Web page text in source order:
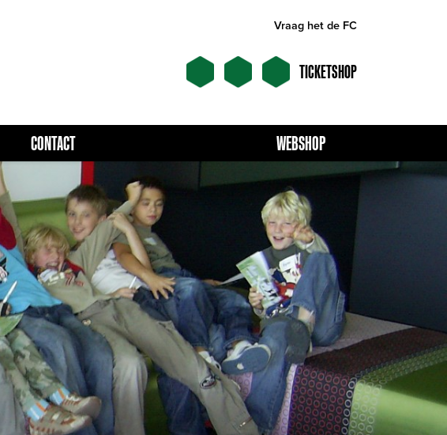
Vraag het de FC
TICKETSHOP
CONTACT WEBSHOP